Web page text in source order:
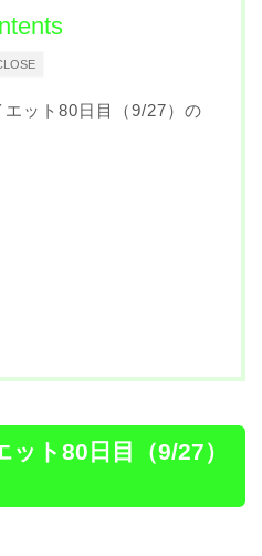
エット80日目（9/27）の
ト80日目（9/27）